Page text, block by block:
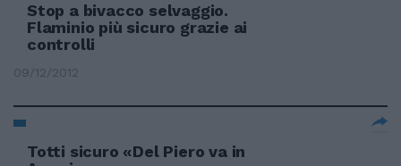
Stop a bivacco selvaggio.
Flaminio più sicuro grazie ai
controlli
09/12/2012
Totti sicuro «Del Piero va in